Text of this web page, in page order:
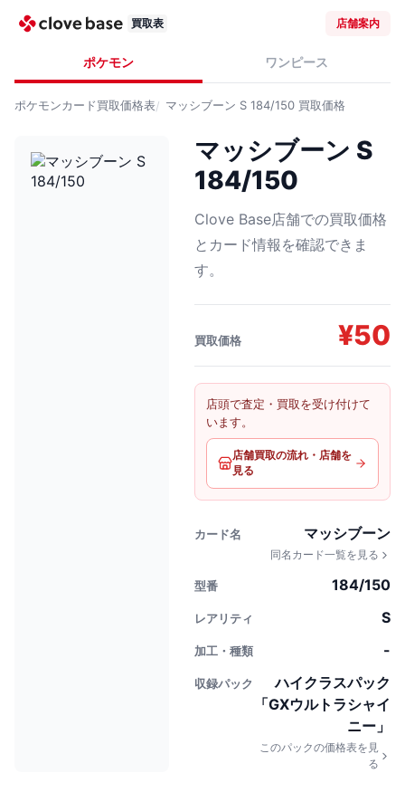
買取表 店舗案内
ポケモン ワンピース
ポケモンカード買取価格表 マッシブーン S 184/150 買取価格
マッシブーン S
184/150
Clove Base店舗での買取価格
とカード情報を確認できま
す。
買取価格 ¥50
店頭で査定・買取を受け付けて
います。
店舗買取の流れ・店舗を
見る
カード名 マッシブーン
同名カード一覧を見る
型番 184/150
レアリティ S
加工・種類 -
収録パック
ハイクラスパック
「GXウルトラシャイ
ニー」
このパックの価格表を見
る